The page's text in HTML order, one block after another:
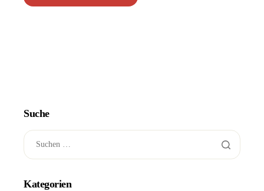
Suche
Kategorien